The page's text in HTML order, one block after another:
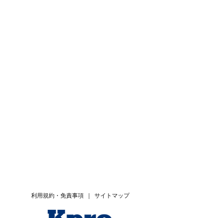
サイトマップ
利用規約・免責事項